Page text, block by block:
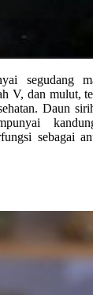
segudang
V, dan mulut,
Daun
sebagai